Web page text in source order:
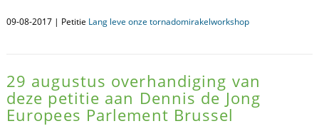
09-08-2017 | Petitie Lang leve onze tornadomirakelworkshop
29 augustus overhandiging van
deze petitie aan Dennis de Jong
Europees Parlement Brussel